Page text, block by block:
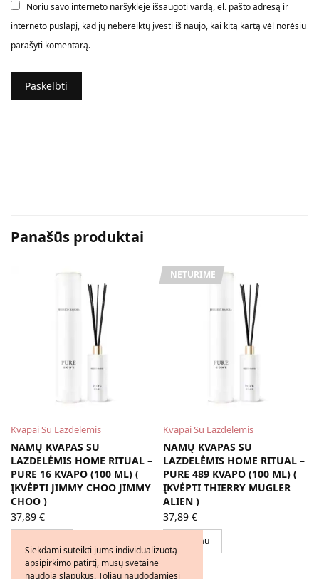
Noriu savo interneto naršyklėje išsaugoti vardą, el. pašto adresą ir
interneto puslapį, kad jų nebereiktų įvesti iš naujo, kai kitą kartą vėl norėsiu
parašyti komentarą.
Panašūs produktai
Kvapai Su Lazdelėmis
NAMŲ KVAPAS SU
LAZDELĖMIS HOME RITUAL –
PURE 16 KVAPO (100 ML) (
ĮKVĖPTI JIMMY CHOO JIMMY
CHOO )
37,89 €
NETURIME
Kvapai Su Lazdelėmis
NAMŲ KVAPAS SU
LAZDELĖMIS HOME RITUAL –
PURE 489 KVAPO (100 ML) (
ĮKVĖPTI THIERRY MUGLER
ALIEN )
37,89 €
Daugiau
Siekdami suteikti jums individualizuotą
apsipirkimo patirtį, mūsų svetainė
naudoja slapukus. Toliau naudodamiesi